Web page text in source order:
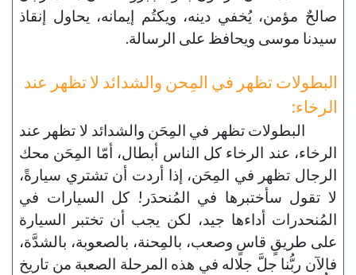
صالحٌ مؤمن، يُخفي دينه، ويكتُم إيمانه، يحاول إنقاذ
سيدنا موسى ويحافظ على الرسالة.
البطولات تظهر في المِحن والشدائد لا تظهر عند
الرخاء:
البطولات تظهر في المِحَن والشدائد لا تظهر عند
الرخاء، عند الرخاء كل الناس أبطال، أمّا المِحَن محك
الرجال تظهر في المِحَن، إذا أردت أن تشتري سيارةً،
لا تقول سأختبرها في المُنحدَر! كل السيارات في
المُنحدرات أداءها جيد، لكن يجب أن تختبر السيارة
على طريقٍ قاسٍ وصعب، بالمِحنة، بالصعوبة، بالشدَّة،
فالآن ربُّنا جلَّ جلاله في هذه المرحلة الصعبة من تاريخ